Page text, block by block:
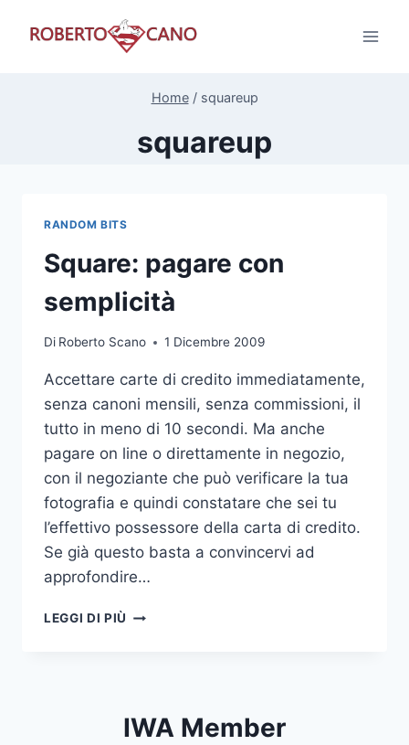
Home / squareup
squareup
RANDOM BITS
Square: pagare con
semplicità
Di Roberto Scano 1 Dicembre 2009
Accettare carte di credito immediatamente,
senza canoni mensili, senza commissioni, il
tutto in meno di 10 secondi. Ma anche
pagare on line o direttamente in negozio,
con il negoziante che può verificare la tua
fotografia e quindi constatare che sei tu
l’effettivo possessore della carta di credito.
Se già questo basta a convincervi ad
approfondire…
LEGGI DI PIÙ SQUARE:
IWA Member